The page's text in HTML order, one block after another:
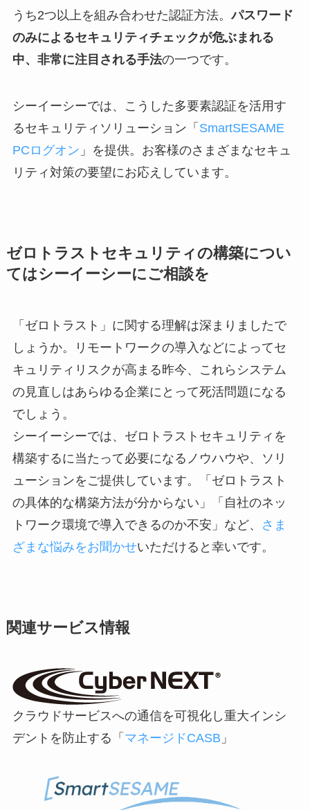
うち2つ以上を組み合わせた認証方法。パスワード
のみによるセキュリティチェックが危ぶまれる
中、非常に注目される手法の一つです。
シーイーシーでは、こうした多要素認証を活用す
るセキュリティソリューション「 SmartSESAME
PCログオン 」を提供。お客様のさまざまなセキュ
リティ対策の要望にお応えしています。
ゼロトラストセキュリティの構築につい
てはシーイーシーにご相談を
「ゼロトラスト」に関する理解は深まりましたで
しょうか。リモートワークの導入などによってセ
キュリティリスクが高まる昨今、これらシステム
の見直しはあらゆる企業にとって死活問題になる
でしょう。
シーイーシーでは、ゼロトラストセキュリティを
構築するに当たって必要になるノウハウや、ソリ
ューションをご提供しています。「ゼロトラスト
の具体的な構築方法が分からない」「自社のネッ
トワーク環境で導入できるのか不安」など、
さま
ざまな悩みをお聞かせいただけると幸いです。
関連サービス情報
クラウドサービスへの通信を可視化し重大インシ
デントを防止する「 マネージドCASB 」